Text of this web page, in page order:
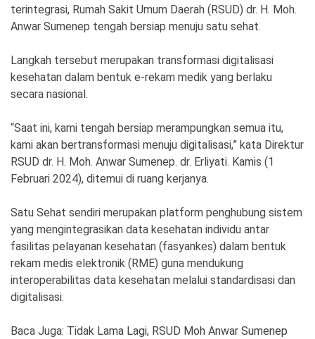
Sosial Budaya
Wisata
Ekonomi Olahraga
©
News
terintegrasi, Rumah Sakit Umum Daerah (RSUD) dr. H. Moh.
Anwar Sumenep tengah bersiap menuju satu sehat.
Langkah tersebut merupakan transformasi digitalisasi
kesehatan dalam bentuk e-rekam medik yang berlaku
secara nasional.
“Saat ini, kami tengah bersiap merampungkan semua itu,
kami akan bertransformasi menuju digitalisasi,” kata Direktur
RSUD dr. H. Moh. Anwar Sumenep. dr. Erliyati. Kamis (1
Februari 2024), ditemui di ruang kerjanya.
Satu Sehat sendiri merupakan platform penghubung sistem
yang mengintegrasikan data kesehatan individu antar
fasilitas pelayanan kesehatan (fasyankes) dalam bentuk
rekam medis elektronik (RME) guna mendukung
interoperabilitas data kesehatan melalui standardisasi dan
digitalisasi.
Baca Juga: Tidak Lama Lagi, RSUD Moh Anwar Sumenep